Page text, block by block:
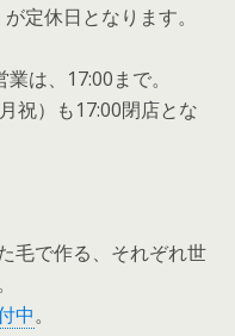
定休日となります。
は、17:00まで。
祝）も17:00閉店とな
毛で作る、それぞれ世
中。